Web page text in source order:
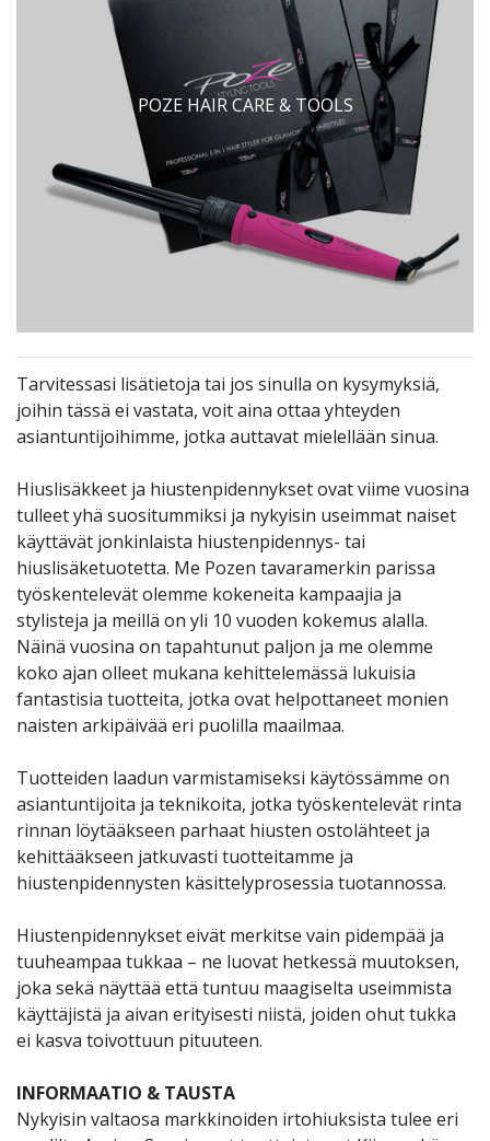
POZE HAIR CARE & TOOLS
Tarvitessasi lisätietoja tai jos sinulla on kysymyksiä,
joihin tässä ei vastata, voit aina ottaa yhteyden
asiantuntijoihimme, jotka auttavat mielellään sinua.
Hiuslisäkkeet ja hiustenpidennykset ovat viime vuosina
tulleet yhä suositummiksi ja nykyisin useimmat naiset
käyttävät jonkinlaista hiustenpidennys- tai
hiuslisäketuotetta. Me Pozen tavaramerkin parissa
työskentelevät olemme kokeneita kampaajia ja
stylisteja ja meillä on yli 10 vuoden kokemus alalla.
Näinä vuosina on tapahtunut paljon ja me olemme
koko ajan olleet mukana kehittelemässä lukuisia
fantastisia tuotteita, jotka ovat helpottaneet monien
naisten arkipäivää eri puolilla maailmaa.
Tuotteiden laadun varmistamiseksi käytössämme on
asiantuntijoita ja teknikoita, jotka työskentelevät rinta
rinnan löytääkseen parhaat hiusten ostolähteet ja
kehittääkseen jatkuvasti tuotteitamme ja
hiustenpidennysten käsittelyprosessia tuotannossa.
Hiustenpidennykset eivät merkitse vain pidempää ja
tuuheampaa tukkaa – ne luovat hetkessä muutoksen,
joka sekä näyttää että tuntuu maagiselta useimmista
käyttäjistä ja aivan erityisesti niistä, joiden ohut tukka
ei kasva toivottuun pituuteen.
INFORMAATIO & TAUSTA
Nykyisin valtaosa markkinoiden irtohiuksista tulee eri